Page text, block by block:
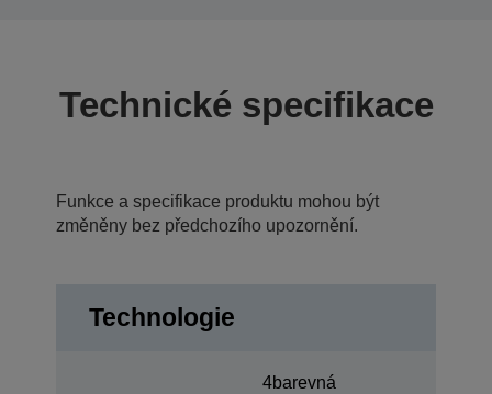
Technické specifikace
Funkce a specifikace produktu mohou být
změněny bez předchozího upozornění.
Technologie
4barevná